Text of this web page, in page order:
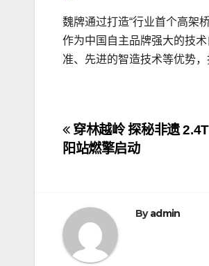
魏牌通过打造“行业首个高架
作为中国自主品牌强大的技
准、先进的智造技术等优势
文
章
航
穿林越岭 探秘非遗
阳站燃擎启动
Byadmin